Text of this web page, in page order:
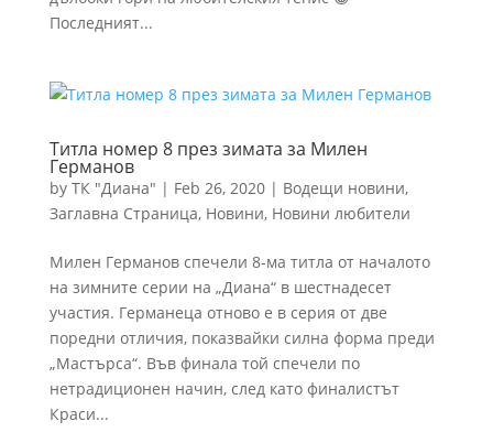
Последният...
Титла номер 8 през зимата за Милен
Германов
by ТК "Диана" | Feb 26, 2020| Водещи новини,
Заглавна Страница, Новини, Новини любители
Милен Германов спечели 8-ма титла от началото
на зимните серии на „Диана“ в шестнадесет
участия. Германеца отново е в серия от две
поредни отличия, показвайки силна форма преди
„Мастърса“. Във финала той спечели по
нетрадиционен начин, след като финалистът
Краси...